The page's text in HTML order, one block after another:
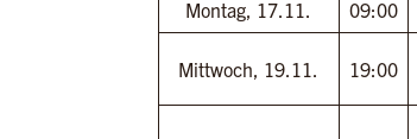
Montag, 17.11.
09:00
Mittwoch, 19.11. 19:00